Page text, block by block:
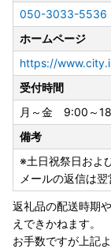
※返礼品のお受
かじめご了承く
050-3033-5536
ホームページ
https://
受付時間
月～金 9:00～
備考
※土日祝祭日およ
メールの返信は
返礼品の配送時期
えできかねます。
お手数ですが上記